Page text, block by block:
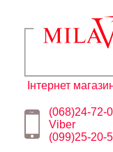
Інтернет
(068)24-72-
Viber
(099)25-20-